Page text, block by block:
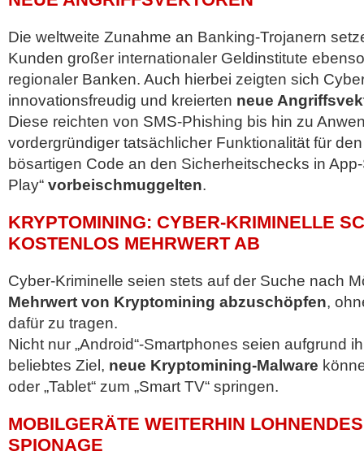
Die weltweite Zunahme an Banking-Trojanern
Kunden großer internationaler Geldinstitute
regionaler Banken. Auch hierbei zeigten sich
innovationsfreudig und kreierten neue
Diese reichten von SMS-Phishing bis hin zu
vordergründiger tatsächlicher Funktionalität für
bösartigen Code an den Sicherheitschecks in
Play“ vorbeischmuggelten.
KRYPTOMINING: CYBER-KRIMINELLE
KOSTENLOS MEHRWERT AB
Cyber-Kriminelle seien stets auf der Suche nach
Mehrwert von Kryptomining abzuschöpfen,
dafür zu tragen.
Nicht nur „Android“-Smartphones seien aufgrund
beliebtes Ziel, neue Kryptomining-Malware
oder „Tablet“ zum „Smart TV“ springen.
MOBILGERÄTE WEITERHIN
SPIONAGE